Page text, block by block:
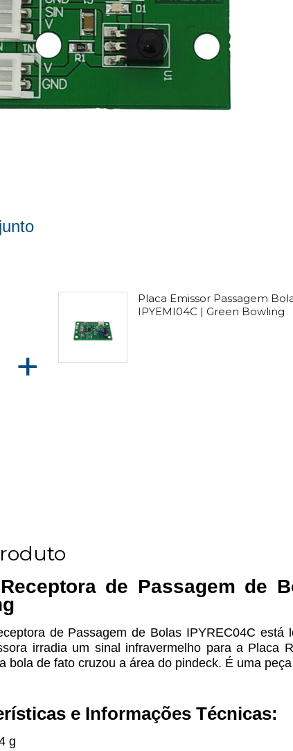
+
Placa Emissor Passagem
IPYEMI04C | Green Bowling
de Passagem de
de Passagem de Bolas IPYREC04C
irradia um sinal infravermelho para a Placa
bola de fato cruzou a área do pindeck. É uma
e Informações Técnicas:
g